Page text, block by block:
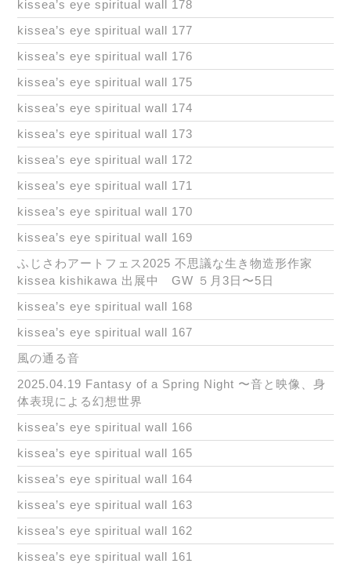
kissea’s eye spiritual wall 178
kissea’s eye spiritual wall 177
kissea’s eye spiritual wall 176
kissea’s eye spiritual wall 175
kissea’s eye spiritual wall 174
kissea’s eye spiritual wall 173
kissea’s eye spiritual wall 172
kissea’s eye spiritual wall 171
kissea’s eye spiritual wall 170
kissea’s eye spiritual wall 169
ふじさわアートフェス2025 不思議な生き物造形作家
kissea kishikawa 出展中 GW ５月3日〜5日
kissea’s eye spiritual wall 168
kissea’s eye spiritual wall 167
風の通る音
2025.04.19 Fantasy of a Spring Night 〜音と映像、身
体表現による幻想世界
kissea’s eye spiritual wall 166
kissea’s eye spiritual wall 165
kissea’s eye spiritual wall 164
kissea’s eye spiritual wall 163
kissea’s eye spiritual wall 162
kissea’s eye spiritual wall 161